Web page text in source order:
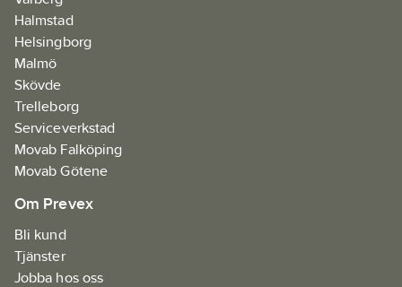
(9200 KP) / OEKO-
TEX®-certifierad.
PFAS-fri
Artikelnr:
Ean
artikelnr:
7322303201087
Materialklass FAAA06
Halmstad
Helsingborg
Malmö
Skövde
Trelleborg
Serviceverkstad
Movab Falköping
Movab Götene
Om Prevex
Bli kund
Tjänster
Jobba hos oss